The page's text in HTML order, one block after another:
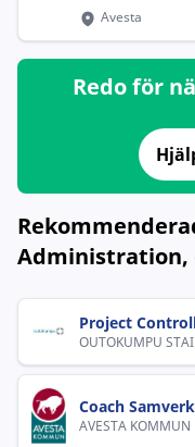
Avesta
Redo för
Administration,
Project
OUTOKUMPU
Coach
AVESTA KOMMUN